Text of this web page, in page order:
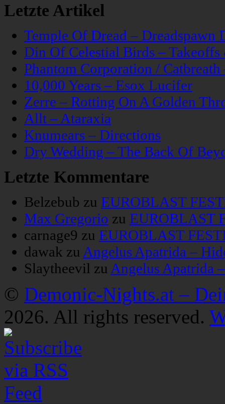
Letzte Artikel
Temple Of Dread – Dreadspawn
Din Of Celestial Birds –
Phantom Corporation /
10,000 Years – Esox Lucifer
Zerre – Rotting On A Golden
Allt – Ataraxia
Knumears – Directions
Dry Wedding – The Back Of
Letzte Kommentare
Belzebub zu EUROBLAST
Max Gregorio zu EUROBLAST
carnage9 zu EUROBLAST
dawak zu Angelus Apatrida –
Slaytheevil zu Angelus Apatrida
© Demonic-Nights.at –
2026. All rights reserved.